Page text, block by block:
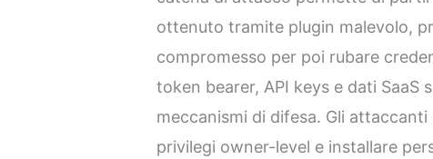
ottenuto tramite plugin malevolo,
compromesso per poi rubare
token bearer, API keys e dati SaaS
meccanismi di difesa. Gli
privilegi owner-level e installare